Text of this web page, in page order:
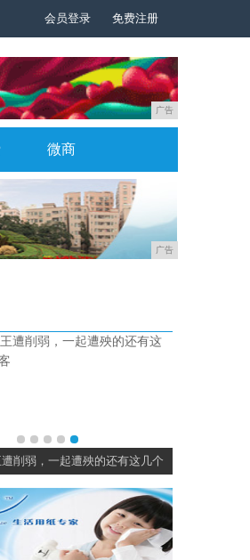
会员登录 免费注册
广告
微商
广告
削弱，一起遭殃的还有这几个